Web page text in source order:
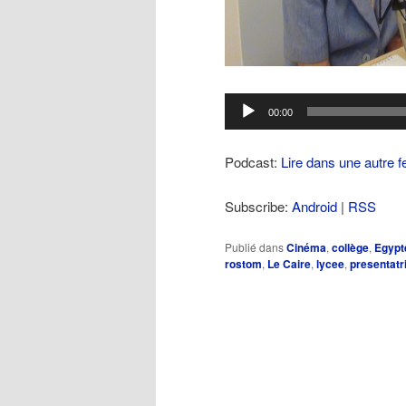
Lecteur
audio
00:00
Podcast: Lire dans une autre
Subscribe: Android | RSS
Publié dansCinéma, collège,
rostom, Le Caire, lycee,